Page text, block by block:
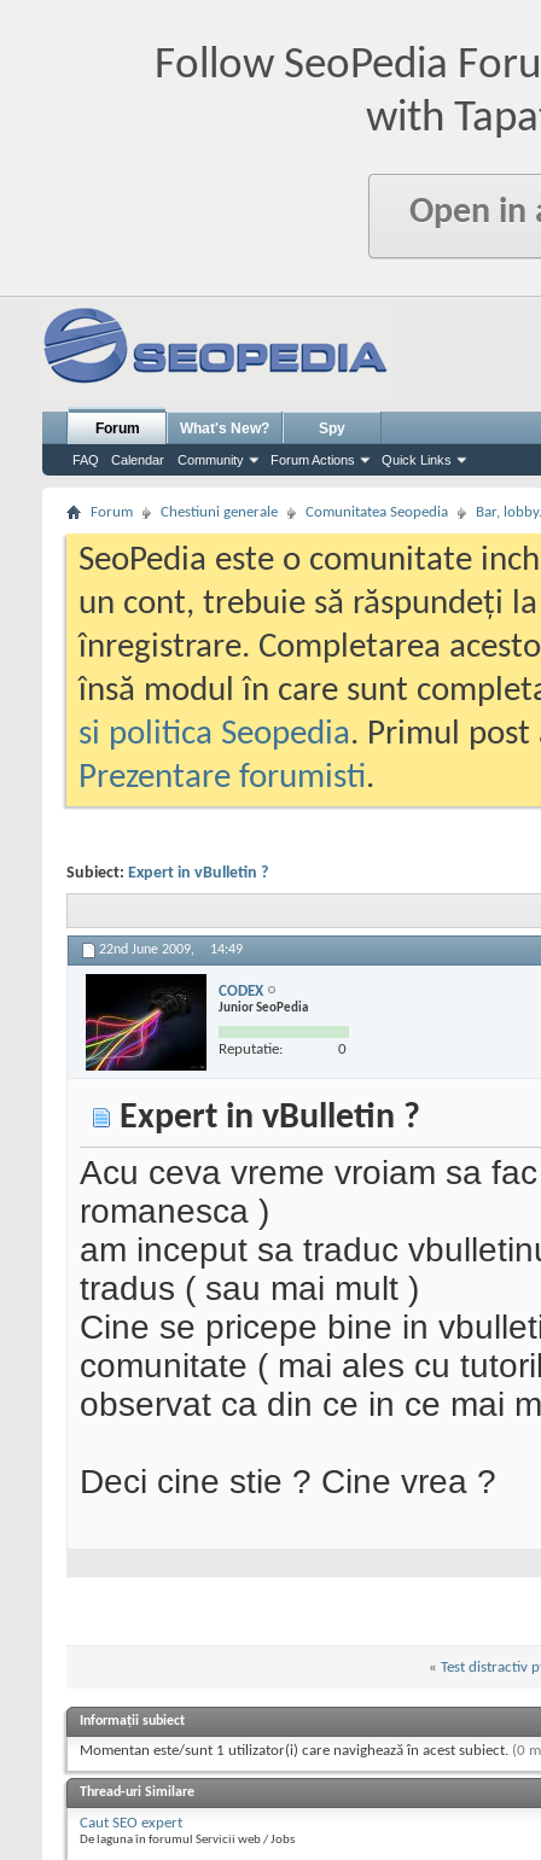
Follow SeoPedia
with
Open in
Forum
FAQ Calendar Community Forum Actions Quick Links
What's New? Spy
Forum Chestiuni generale Comunitatea Seopedia Bar,
SeoPedia este o comunitate
un cont, trebuie să răspundeți
înregistrare. Completarea
însă modul în care sunt
si politica Seopedia. Primul
Prezentare forumisti.
Subiect: Expert in vBulletin ?
22nd June 2009, 14:49
CODEX
Junior SeoPedia
Reputatie: 0
Expert in vBulletin ?
Acu ceva vreme vroiam sa
romanesca )
am inceput sa traduc
tradus ( sau mai mult )
Cine se pricepe bine in
comunitate ( mai ales cu
observat ca din ce in ce mai
Deci cine stie ? Cine vrea ?
« Test distractiv
Informații subiect
Momentan este/sunt 1 utilizator(i) care navighează în acest subiect. (0
Thread-uri Similare
Caut SEO expert
De laguna în forumul Servicii web / Jobs